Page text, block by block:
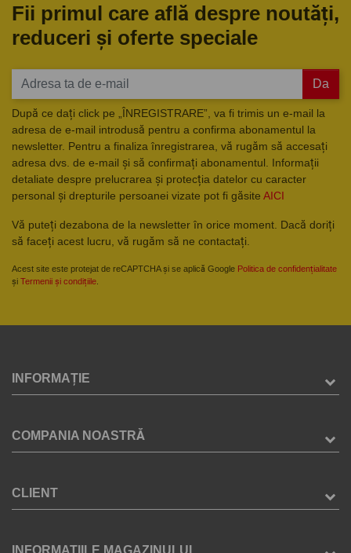
Fii primul care află despre noutăți,
reduceri și oferte speciale
Da
După ce dați click pe „ÎNREGISTRARE”, va fi trimis un e-mail la
adresa de e-mail introdusă pentru a confirma abonamentul la
newsletter. Pentru a finaliza înregistrarea, vă rugăm să accesați
adresa dvs. de e-mail și să confirmați abonamentul. Informații
detaliate despre prelucrarea și protecția datelor cu caracter
personal și drepturile persoanei vizate pot fi găsite AICI
Vă puteți dezabona de la newsletter în orice moment. Dacă doriți
să faceți acest lucru, vă rugăm să ne contactați.
Acest site este protejat de reCAPTCHA și se aplică Google Politica de confidențialitate
și Termenii și condițiile
INFORMAȚIE
COMPANIA NOASTRĂ
CLIENT
INFORMATIILE MAGAZINULUI